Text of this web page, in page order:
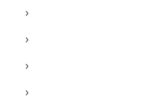
›
›
›
›